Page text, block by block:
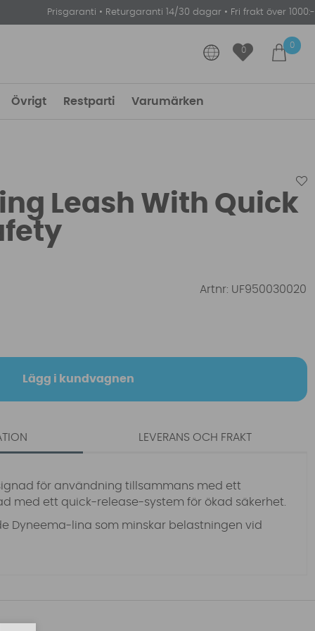
Prisgaranti • Returgaranti 14/30 dagar • Fri frakt över 1000:-
0
0
Övrigt Restparti Varumärken
Leash With Quick
Artnr: UF950030020
Lägg i kundvagnen
för användning tillsammans med ett
med ett quick-release-system för ökad säkerhet.
Dyneema-lina som minskar belastningen vid
LEVERANS OCH FRAKT